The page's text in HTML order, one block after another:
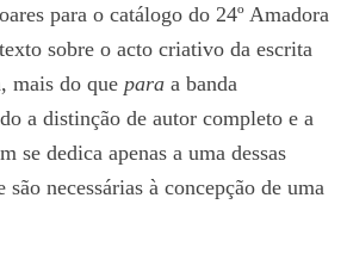
para o catálogo do 24º Amadora
sobre o acto criativo da escrita
mais do que para a banda
a distinção de autor completo e a
se dedica apenas a uma dessas
necessárias à concepção de uma